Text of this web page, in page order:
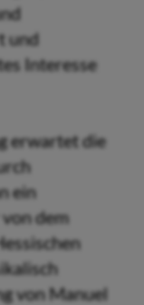
und
Interesse
erwartet die
ein
dem
von Manuel